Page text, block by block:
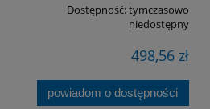
Dostępność:tymczasowo
niedostępny
498,56 zł
powiadom o dostępności